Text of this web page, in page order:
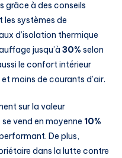
grâce à des conseils
les systèmes de
d’isolation thermique
jusqu’à 30% selon
le confort intérieur
moins de courants d’air.
sur la valeur
vend en moyenne 10%
De plus,
dans la lutte contre